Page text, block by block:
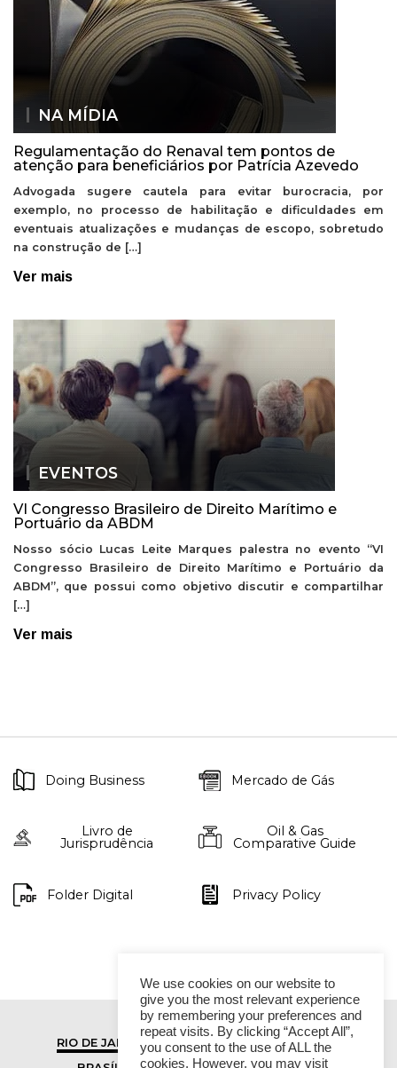
NA MÍDIA
Regulamentação do Renaval tem pontos de
atenção para beneficiários por Patrícia Azevedo
Advogada sugere cautela para evitar burocracia, por
exemplo, no processo de habilitação e dificuldades em
eventuais atualizações e mudanças de escopo, sobretudo
na construção de […]
Ver mais
EVENTOS
VI Congresso Brasileiro de Direito Marítimo e
Portuário da ABDM
Nosso sócio Lucas Leite Marques palestra no evento “VI
Congresso Brasileiro de Direito Marítimo e Portuário da
ABDM”, que possui como objetivo discutir e compartilhar
[…]
Ver mais
Doing Business Mercado de Gás
Livro de
Jurisprudência
Oil & Gas
Comparative Guide
Folder Digital Privacy Policy
RIO DE JANEIRO
SÃO PAULO
We use cookies on our website to
give you the most relevant experience
by remembering your preferences and
repeat visits. By clicking “Accept All”,
you consent to the use of ALL the
cookies. However, you may visit